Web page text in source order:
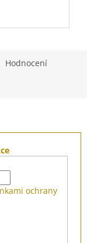
Hodnocení
ochrany